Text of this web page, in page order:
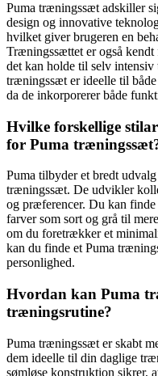
Puma træningssæt adskiller
design og innovative
hvilket giver brugeren en
Træningssættet er også
det kan holde til selv
træningssæt er ideelle til
da de inkorporerer både
Hvilke forskellige
for Puma
Puma tilbyder et bredt
træningssæt. De udvikler
og præferencer. Du kan
farver som sort og grå til
om du foretrækker et
kan du finde et Puma
personlighed.
Hvordan kan Puma
træningsrutine?
Puma træningssæt er skabt
dem ideelle til din daglige
sømløse konstruktion sikrer,